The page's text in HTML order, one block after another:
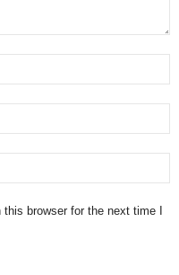
browser for the next time I